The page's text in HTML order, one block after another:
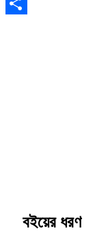
Email
বইয়ের ধরণ